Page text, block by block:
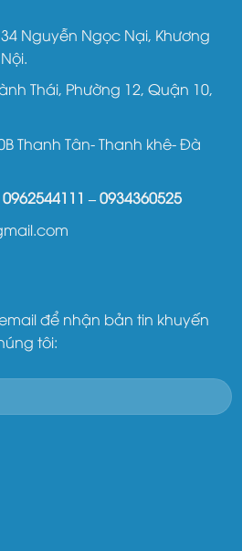
Nguyễn Ngọc Nại, Khương
Thái, Phường 12, Quận 10,
Thanh Tân- Thanh khê- Đà
0962544111 –0934360525
để nhận bản tin khuyến
tôi: